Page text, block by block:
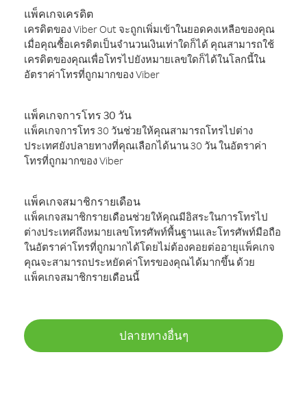
แพ็คเกจเครดิต
เครดิตของ Viber Out จะถูกเพิ่มเข้าในยอดคงเหลือของคุณ
เมื่อคุณซื้อเครดิตเป็นจำนวนเงินเท่าใดก็ได้ คุณสามารถใช้
เครดิตของคุณเพื่อโทรไปยังหมายเลขใดก็ได้ในโลกนี้ใน
อัตราค่าโทรที่ถูกมากของ Viber
แพ็คเกจการโทร 30 วัน
แพ็คเกจการโทร 30 วันช่วยให้คุณสามารถโทรไปต่าง
ประเทศยังปลายทางที่คุณเลือกได้นาน 30 วัน ในอัตราค่า
โทรที่ถูกมากของ Viber
แพ็คเกจสมาชิกรายเดือน
แพ็คเกจสมาชิกรายเดือนช่วยให้คุณมีอิสระในการโทรไป
ต่างประเทศถึงหมายเลขโทรศัพท์พื้นฐานและโทรศัพท์มือถือ
ในอัตราค่าโทรที่ถูกมากได้โดยไม่ต้องคอยต่ออายุแพ็คเกจ
คุณจะสามารถประหยัดค่าโทรของคุณได้มากขึ้น ด้วย
แพ็คเกจสมาชิกรายเดือนนี้
ปลายทางอื่นๆ